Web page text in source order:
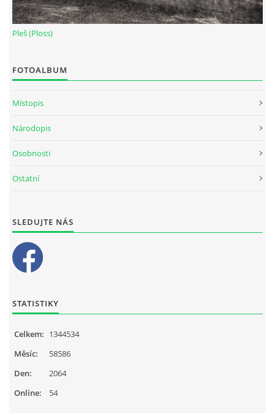
Pleš (Ploss)
FOTOALBUM
Místopis
Národopis
Osobnosti
Ostatní
SLEDUJTE NÁS
STATISTIKY
Online: 54
Celkem: 1344534
Měsíc:
58586
Den:
2064